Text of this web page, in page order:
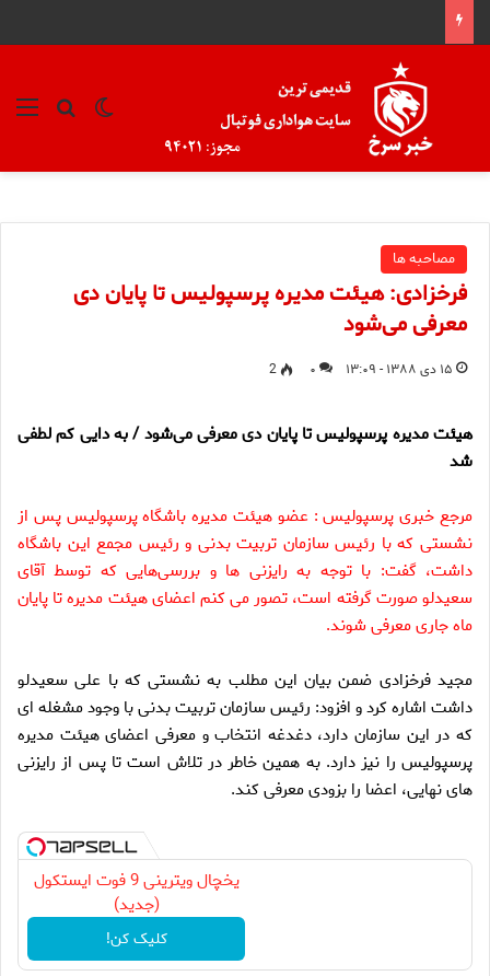
تغییر پوسته
مصاحبه ها
فرخزادی: هیئت مدیره پرسپولیس تا پایان دی
معرفی می‌شود
۱۵ دی ۱۳۸۸ - ۱۳:۰۹ ۰ 2
هیئت مدیره پرسپولیس تا پایان دی معرفی می‌شود / به دایی کم لطفی
شد
مرجع خبری پرسپولیس : عضو هیئت مدیره باشگاه پرسپولیس پس از
نشستی که با رئیس سازمان تربیت بدنی و رئیس مجمع این باشگاه
داشت، گفت: با توجه به رایزنی ها و بررسی‌هایی که توسط آقای
سعیدلو صورت گرفته است، تصور می کنم اعضای هیئت مدیره تا پایان
ماه جاری معرفی شوند.
مجید فرخزادی ضمن بیان این مطلب به نشستی که با علی سعیدلو
داشت اشاره کرد و افزود: رئیس سازمان تربیت بدنی با وجود مشغله ای
که در این سازمان دارد، دغدغه انتخاب و معرفی اعضای هیئت مدیره
پرسپولیس را نیز دارد. به همین خاطر در تلاش است تا پس از رایزنی
های نهایی، اعضا را بزودی معرفی کند.
یخچال ویترینی 9 فوت ایستکول
(جدید)
کلیک کن!